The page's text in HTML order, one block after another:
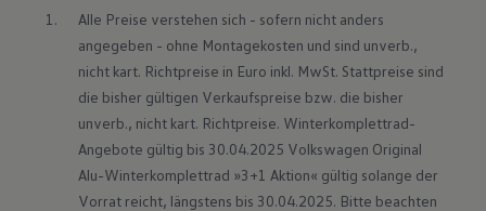
Alle Preise verstehen sich - sofern nicht anders
angegeben - ohne Montagekosten und sind unverb.,
nicht kart. Richtpreise in Euro inkl. MwSt. Stattpreise sind
die bisher gültigen Verkaufspreise bzw. die bisher
unverb., nicht kart. Richtpreise. Winterkomplettrad-
Angebote gültig bis 30.04.2025 Volkswagen Original
Alu-Winterkomplettrad »3+1 Aktion« gültig solange der
Vorrat reicht, längstens bis 30.04.2025. Bitte beachten